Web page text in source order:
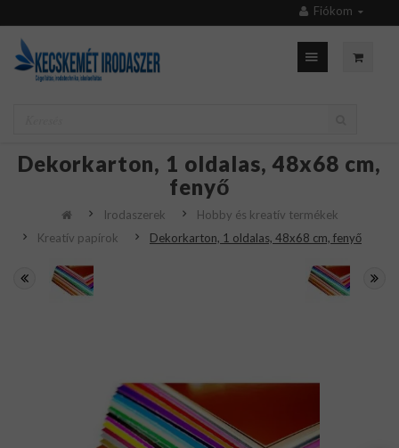
Fiókom
Dekorkarton, 1 oldalas, 48x68 cm,
fenyő
Irodaszerek
Hobby és kreatív termékek
Kreatív papírok
Dekorkarton, 1 oldalas, 48x68 cm, fenyő